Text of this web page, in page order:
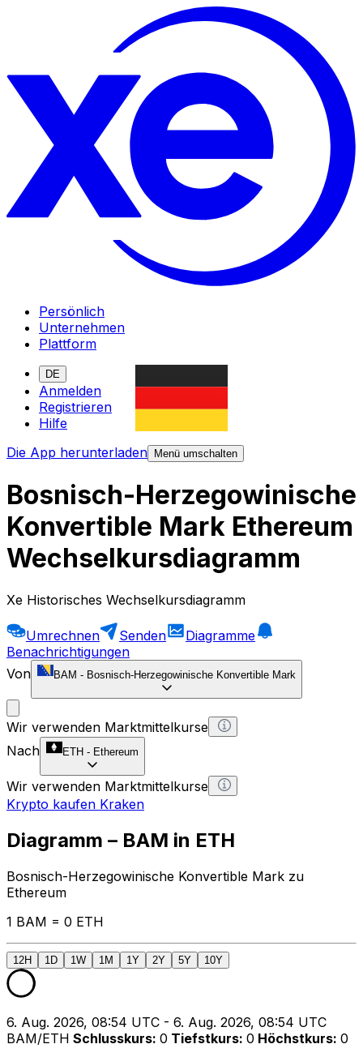
Persönlich
Unternehmen
Plattform
DE
Anmelden
Registrieren
Hilfe
Die App herunterladen
Menü umschalten
Bosnisch-Herzegowinische
Konvertible Mark Ethereum
Wechselkursdiagramm
Xe Historisches Wechselkursdiagramm
Umrechnen Senden
Diagramme
Benachrichtigungen
Von
BAM - Bosnisch-Herzegowinische Konvertible Mark
Wir verwenden Marktmittelkurse
Nach
ETH - Ethereum
Wir verwenden Marktmittelkurse
Krypto kaufen Kraken
Diagramm – BAM in ETH
Bosnisch-Herzegowinische Konvertible Mark zu
Ethereum
1 BAM = 0 ETH
12H 1D 1W 1M 1Y 2Y 5Y 10Y
6. Aug. 2026, 08:54 UTC - 6. Aug. 2026, 08:54 UTC
BAM/ETH Schlusskurs: 0 Tiefstkurs: 0 Höchstkurs: 0